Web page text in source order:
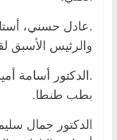
.عادل حسني،
والرئيس الأسبق
.الدكتور أسامة
بطب طنطا.
الدكتور جمال